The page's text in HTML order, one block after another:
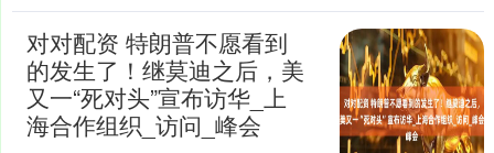
对对配资 特朗普不愿看到
的发生了！继莫迪之后，美
又一“死对头”宣布访华_上
海合作组织_访问_峰会